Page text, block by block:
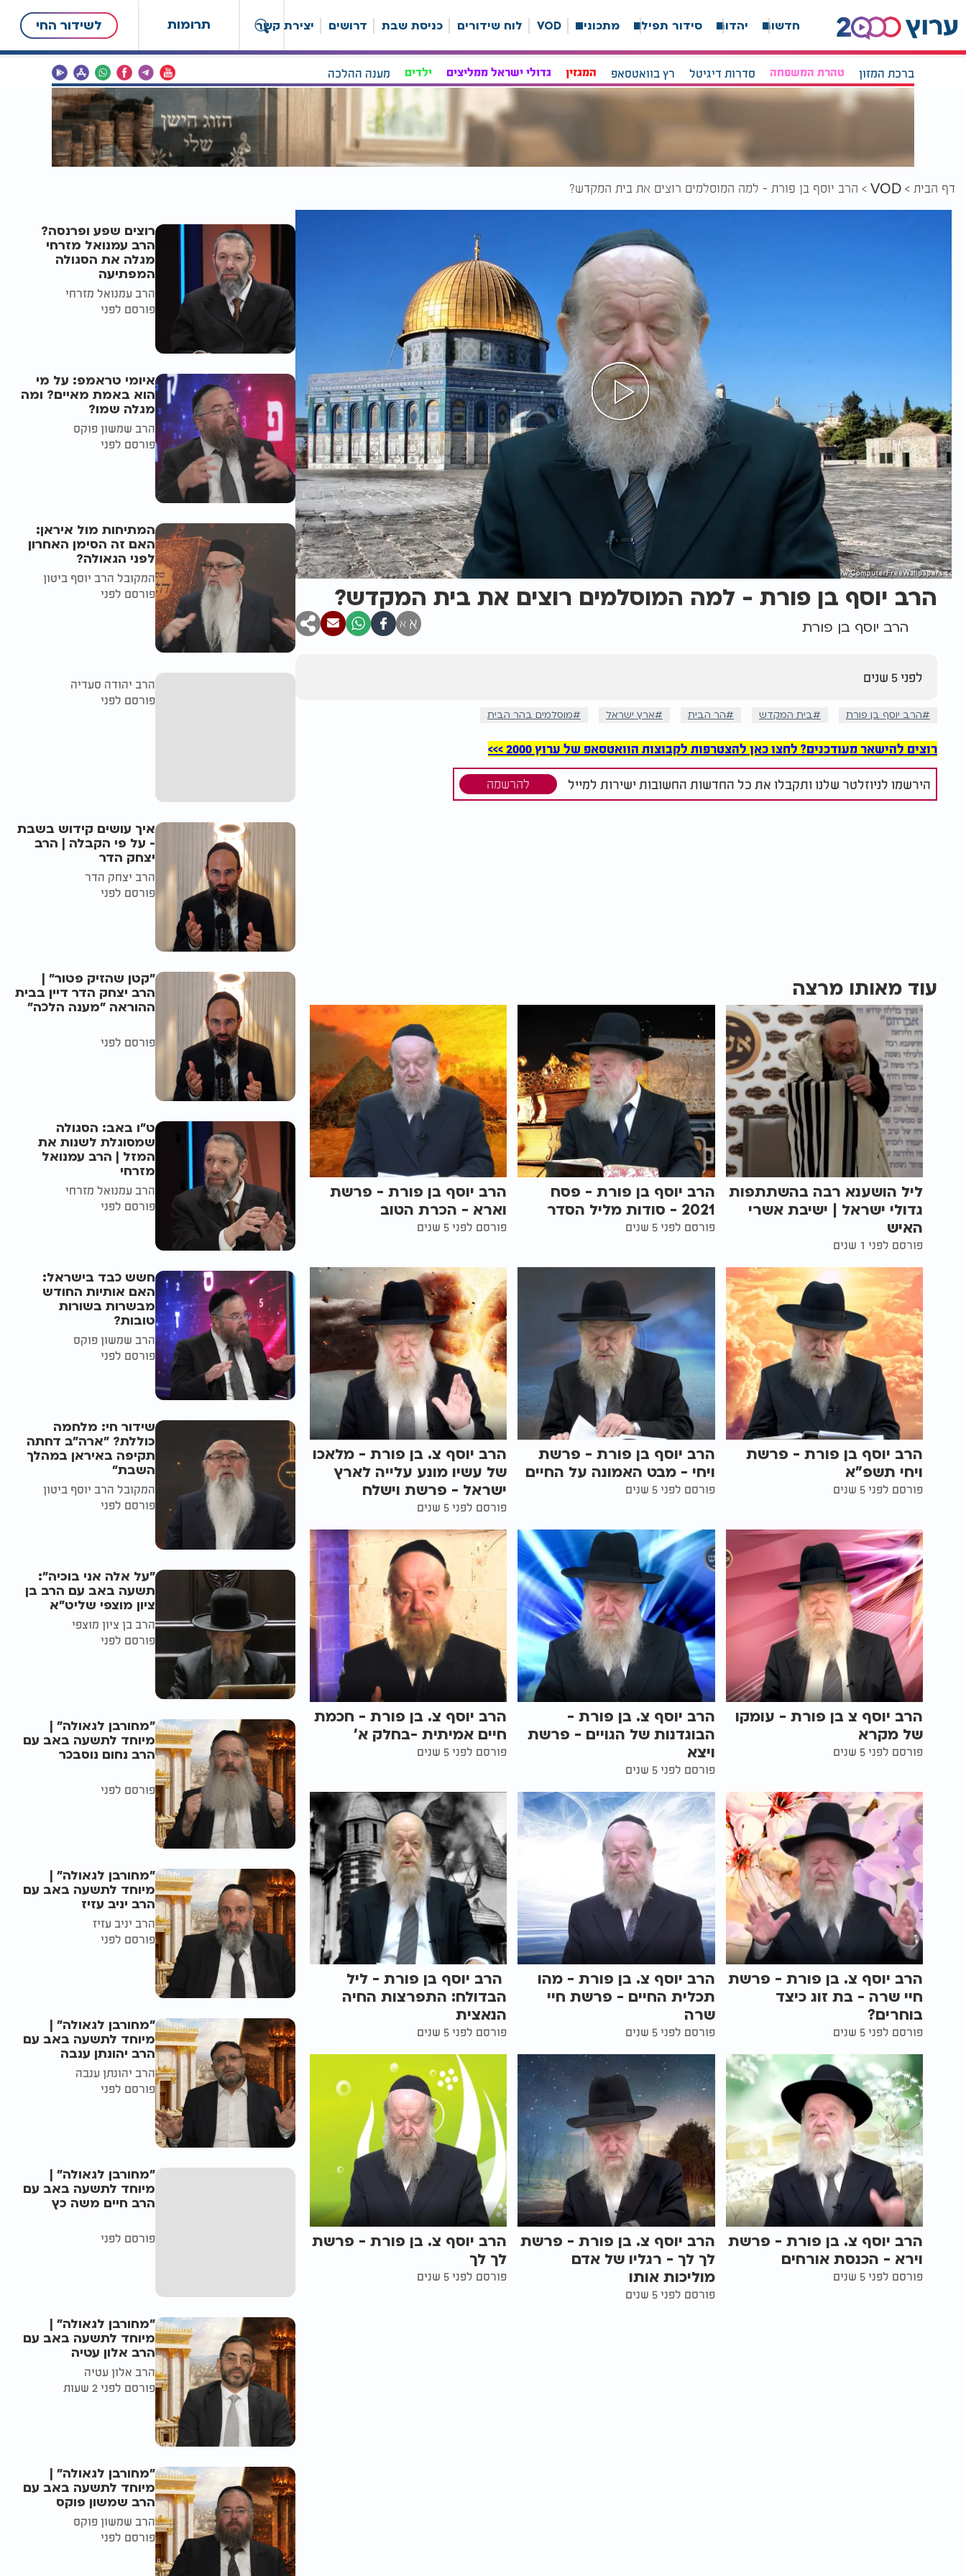
תרומות לשידור החי חדשות יהדות סידור תפילה מתכונים VOD לוח שידורים כניסת שבת דרושים יצירת קשר
ברכת המזון טהרת המשפחה סדרות דיגיטל רץ בוואטסאפ המגזין גדולי ישראל ממליצים ילדים מענה ההלכה
דף הבית VOD הרב יוסף בן פורת - למה המוסלמים רוצים את בית המקדש?
הרב יוסף בן פורת - למה המוסלמים רוצים את בית המקדש?
הרב יוסף בן פורת א א
לפני 5 שנים
הרב יוסף בן פורת בית המקדש הר הבית ארץ ישראל מוסלמים בהר הבית
רוצים להישאר מעודכנים? לחצו כאן להצטרפות לקבוצות הוואטסאפ של ערוץ 2000 >>>
הירשמו לניוזלטר שלנו ותקבלו את כל החדשות החשובות ישירות למייל להרשמה
עוד מאותו מרצה
ליל הושענא רבה בהשתתפות
גדולי ישראל | ישיבת אשרי
האיש
פורסם לפני 1 שנים
הרב יוסף בן פורת - פסח
2021 - סודות מליל הסדר
פורסם לפני 5 שנים
הרב יוסף בן פורת - פרשת
וארא - הכרת הטוב
פורסם לפני 5 שנים
הרב יוסף בן פורת - פרשת
ויחי תשפ"א
פורסם לפני 5 שנים
הרב יוסף בן פורת - פרשת
ויחי - מבט האמונה על החיים
פורסם לפני 5 שנים
הרב יוסף צ. בן פורת - מלאכו
של עשיו מונע עלייה לארץ
ישראל - פרשת וישלח
פורסם לפני 5 שנים
הרב יוסף צ בן פורת - עומקו
של מקרא
פורסם לפני 5 שנים
הרב יוסף צ. בן פורת -
הבוגדנות של הגויים - פרשת
ויצא
פורסם לפני 5 שנים
הרב יוסף צ. בן פורת - חכמת
חיים אמיתית -בחלק א'
פורסם לפני 5 שנים
הרב יוסף צ. בן פורת - פרשת
חיי שרה - בת זוג כיצד
בוחרים?
פורסם לפני 5 שנים
הרב יוסף צ. בן פורת - מהו
תכלית החיים - פרשת חיי
שרה
פורסם לפני 5 שנים
הרב יוסף בן פורת - ליל
הבדולח: התפרצות החיה
הנאצית
פורסם לפני 5 שנים
הרב יוסף צ. בן פורת - פרשת
וירא - הכנסת אורחים
פורסם לפני 5 שנים
הרב יוסף צ. בן פורת - פרשת
לך לך - רגליו של אדם
מוליכות אותו
פורסם לפני 5 שנים
הרב יוסף צ. בן פורת - פרשת
לך לך
פורסם לפני 5 שנים
רוצים שפע ופרנסה?
הרב עמנואל מזרחי
מגלה את הסגולה
המפתיעה
הרב עמנואל מזרחי
פורסם לפני
איומי טראמפ: על מי
הוא באמת מאיים? ומה
מגלה שמו?
הרב שמשון פוקס
פורסם לפני
המתיחות מול איראן:
האם זה הסימן האחרון
לפני הגאולה?
המקובל הרב יוסף ביטון
פורסם לפני
הרב יהודה סעדיה
פורסם לפני
איך עושים קידוש בשבת
- על פי הקבלה | הרב
יצחק הדר
הרב יצחק הדר
פורסם לפני
"קטן שהזיק פטור" |
הרב יצחק הדר דיין בבית
ההוראה "מענה הלכה"
פורסם לפני
ט"ו באב: הסגולה
שמסוגלת לשנות את
המזל | הרב עמנואל
מזרחי
הרב עמנואל מזרחי
פורסם לפני
חשש כבד בישראל:
האם אותיות החודש
מבשרות בשורות
טובות?
הרב שמשון פוקס
פורסם לפני
שידור חי: מלחמה
כוללת? ״ארה"ב דחתה
תקיפה באיראן במהלך
השבת״
המקובל הרב יוסף ביטון
פורסם לפני
"על אלה אני בוכיה":
תשעה באב עם הרב בן
ציון מוצפי שליט"א
הרב בן ציון מוצפי
פורסם לפני
"מחורבן לגאולה" |
מיוחד לתשעה באב עם
הרב נחום נוסבכר
פורסם לפני
"מחורבן לגאולה" |
מיוחד לתשעה באב עם
הרב יניב עזיז
הרב יניב עזיז
פורסם לפני
"מחורבן לגאולה" |
מיוחד לתשעה באב עם
הרב יהונתן ענבה
הרב יהונתן ענבה
פורסם לפני
"מחורבן לגאולה" |
מיוחד לתשעה באב עם
הרב חיים משה כץ
פורסם לפני
"מחורבן לגאולה" |
מיוחד לתשעה באב עם
הרב אלון עטיה
הרב אלון עטיה
פורסם לפני 2 שעות
"מחורבן לגאולה" |
מיוחד לתשעה באב עם
הרב שמשון פוקס
הרב שמשון פוקס
פורסם לפני